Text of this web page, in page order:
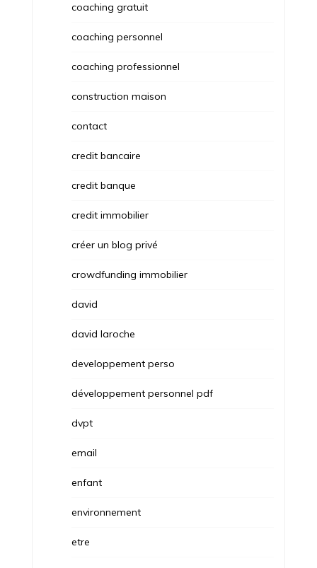
coaching gratuit
coaching personnel
coaching professionnel
construction maison
contact
credit bancaire
credit banque
credit immobilier
créer un blog privé
crowdfunding immobilier
david
david laroche
developpement perso
développement personnel pdf
dvpt
email
enfant
environnement
etre